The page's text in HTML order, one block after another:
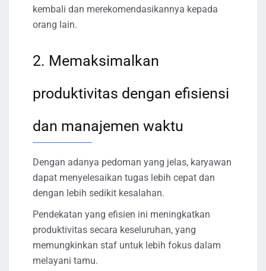
kembali dan merekomendasikannya kepada
orang lain.
2. Memaksimalkan
produktivitas dengan efisiensi
dan manajemen waktu
Dengan adanya pedoman yang jelas, karyawan
dapat menyelesaikan tugas lebih cepat dan
dengan lebih sedikit kesalahan.
Pendekatan yang efisien ini meningkatkan
produktivitas secara keseluruhan, yang
memungkinkan staf untuk lebih fokus dalam
melayani tamu.